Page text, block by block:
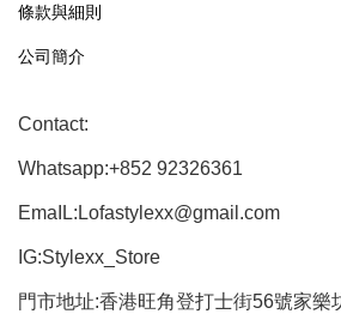
條款與細則
公司簡介
Contact:
Whatsapp:+852 92326361
EmaIL:Lofastylexx@gmail.com
IG:Stylexx_Store
門市地址:香港旺角登打士街56號家樂